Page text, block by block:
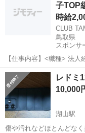
子TOP
時給
CLUB
鳥取県
スポンサ
【仕事内容】<職種> 法
カウンターレディ(ナイト
給与> [ア・パ]時給2,000
稼げるの?...
アルバイト・パート
レドミ
10,000
湖山駅
傷や汚れなどほとんどな